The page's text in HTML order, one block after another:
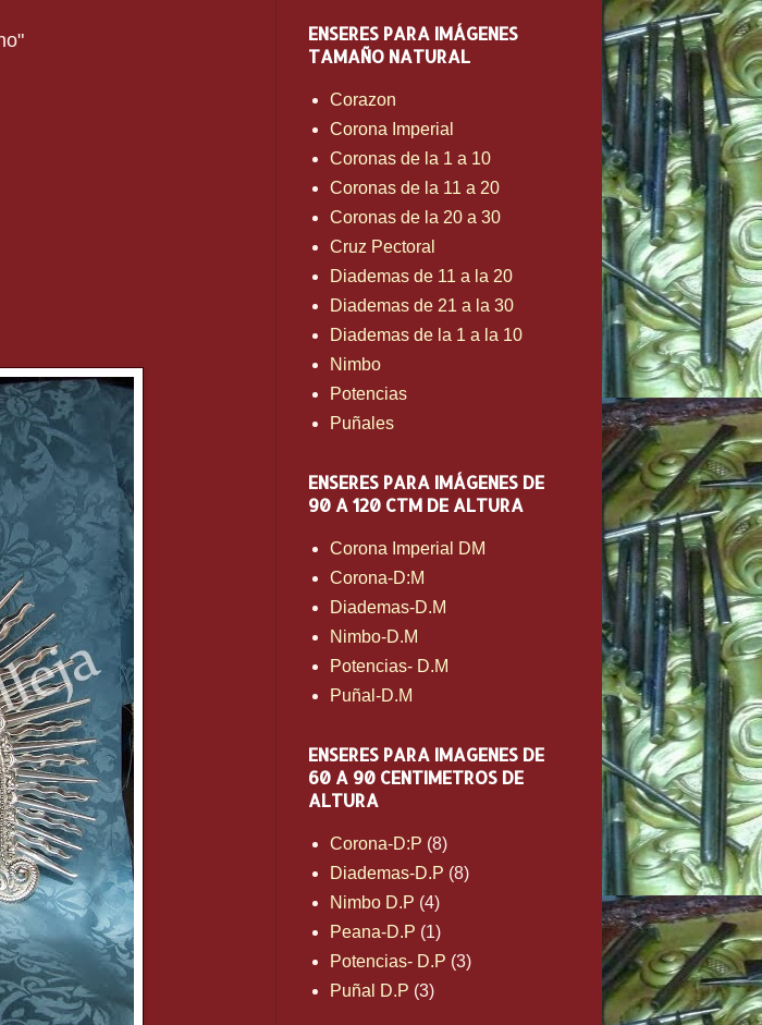
ENSERES PARA IMÁGENES
TAMAÑO NATURAL
Corazon
Corona Imperial
Coronas de la 1 a 10
Coronas de la 11 a 20
Coronas de la 20 a 30
Cruz Pectoral
Diademas de 11 a la 20
Diademas de 21 a la 30
Diademas de la 1 a la 10
Nimbo
Potencias
Puñales
ENSERES PARA IMÁGENES DE
90 A 120 CTM DE ALTURA
Corona Imperial DM
Corona-D:M
Diademas-D.M
Nimbo-D.M
Potencias- D.M
Puñal-D.M
ENSERES PARA IMAGENES DE
60 A 90 CENTIMETROS DE
ALTURA
Corona-D:P (8)
Diademas-D.P (8)
Nimbo D.P (4)
Peana-D.P (1)
Potencias- D.P (3)
Puñal D.P (3)